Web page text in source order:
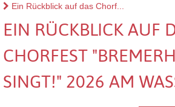
Ein Rückblick auf das Chorf...
EIN RÜCKBLICK AUF
CHORFEST
SINGT!" 2026 AM